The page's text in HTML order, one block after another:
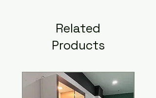
Related
Products